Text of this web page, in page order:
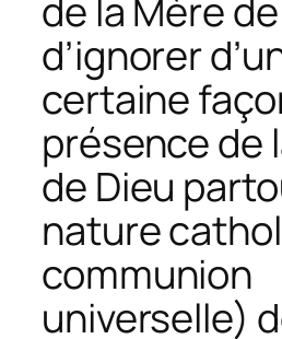
de la Mère
d’ignorer
certaine
présence de
de Dieu
nature
communion
universelle)